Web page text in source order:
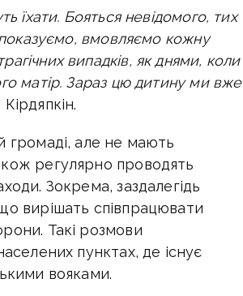
їхати. Бояться невідомого, тих
вмовляємо кожну
випадків, як днями, коли
матір. Зараз цю дитину ми вже
громаді, але не мають
регулярно проводять
Зокрема, заздалегідь
вирішать співпрацювати
Такі розмови
пунктах, де існує
вояками.